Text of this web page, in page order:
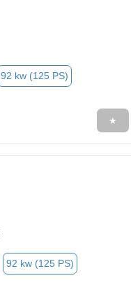
92 kw (125 PS)
★
92 kw (125 PS)